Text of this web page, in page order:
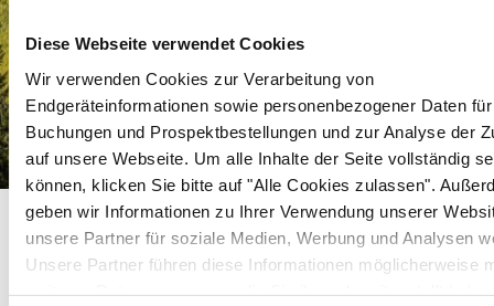
Diese Webseite verwendet Cookies
Wir verwenden Cookies zur Verarbeitung von
Endgeräteinformationen sowie personenbezogener Daten
Buchungen und Prospektbestellungen und zur Analyse der
auf unsere Webseite. Um alle Inhalte der Seite vollständig
können, klicken Sie bitte auf "Alle Cookies zulassen".
geben wir Informationen zu Ihrer Verwendung unserer
unsere Partner für soziale Medien, Werbung und Analysen
Unsere Partner führen diese Informationen möglicherweise
Kalkofen Lenggries
Startseite Kalkofen Lenggries
Kalkofen Lenggries